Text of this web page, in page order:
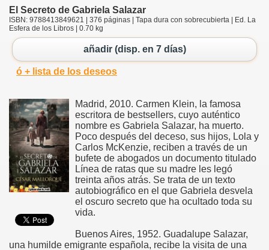
El Secreto de Gabriela Salazar
ISBN: 9788413849621 | 376 páginas | Tapa dura con sobrecubierta | Ed. La
Esfera de los Libros | 0.70 kg
añadir (disp. en 7 días)
ó + lista de los deseos
Madrid, 2010. Carmen Klein, la famosa
escritora de bestsellers, cuyo auténtico
nombre es Gabriela Salazar, ha muerto.
Poco después del deceso, sus hijos, Lola y
Carlos McKenzie, reciben a través de un
bufete de abogados un documento titulado
Línea de ratas que su madre les legó
treinta años atrás. Se trata de un texto
autobiográfico en el que Gabriela desvela
el oscuro secreto que ha ocultado toda su
vida.
Buenos Aires, 1952. Guadalupe Salazar,
una humilde emigrante española, recibe la visita de una